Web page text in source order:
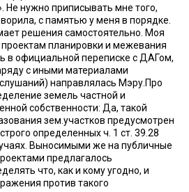
Не нужно приписывать мне того,
с памятью у меня в порядке.
решения самостоятельно. Моя
планировки и межевания
в официальной переписке с ДАГом,
с иными материалами
направлялась Мэру.Про
земель частной и
собственности: Да, такой
зем.участков предусмотрен
определенных ч. 1 ст. 39.28
Выносимыми же на публичные
предлагалось
что, как и кому угодно, и
против такого